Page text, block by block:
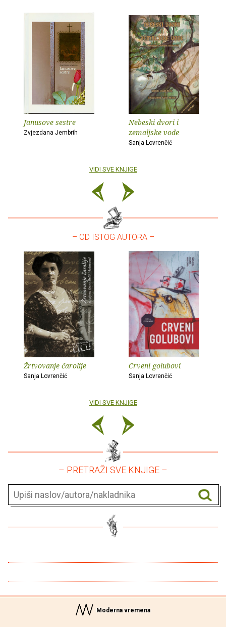
Janusove sestre
Zvjezdana Jembrih
Nebeski dvori i
zemaljske vode
Sanja Lovrenčić
VIDI SVE KNJIGE
– OD ISTOG AUTORA –
Žrtvovanje čarolije
Sanja Lovrenčić
Crveni golubovi
Sanja Lovrenčić
VIDI SVE KNJIGE
– PRETRAŽI SVE KNJIGE –
Moderna vremena